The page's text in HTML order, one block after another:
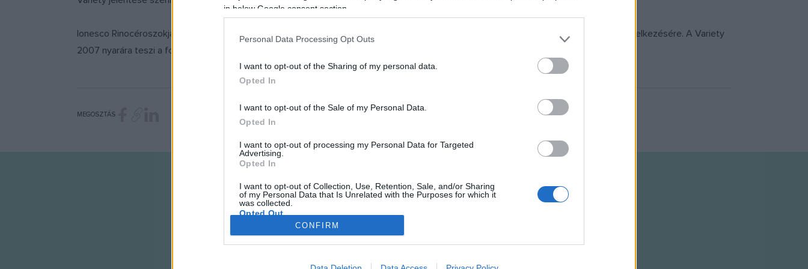
in below Google consent section.
Personal Data Processing Opt Outs
I want to opt-out of the Sharing of my personal data.
Opted In
I want to opt-out of the Sale of my Personal Data.
Opted In
I want to opt-out of processing my Personal Data for Targeted
Advertising.
Opted In
I want to opt-out of Collection, Use, Retention, Sale, and/or Sharing
of my Personal Data that Is Unrelated with the Purposes for which it
was collected.
Opted Out
Google consents
I want to allow Google to enable storage related to advertising like cookies on
CONFIRM
Ionesco Rinocéroszokjára emlékeztető igencsak pesszimista hangvételű alkotás filmre vitelére nagyjából 25 millió dollár áll a brazil rendelkezésére. A Variety
2007 nyarára teszi a forgatás kezdetét.
MEGOSZTÁS